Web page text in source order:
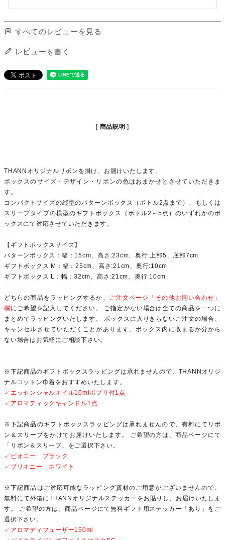
すべてのレビューを見る
レビューを書く
商品説明
THANNオリジナルリボンを掛け、お届けいたします。
ボックスのサイズ・デザイン・リボンの色はおまかせとさせていただきま
す。
コンパクトサイズの縦型のパターンボックス（ボトル2点まで）、もしくは
スリーブタイプの横型のギフトボックス（ボトル2～5点）のいずれかのボ
ックスにて対応させていただきます。
【ギフトボックスサイズ】
パターンボックス：幅：15cm、高さ:23cm、奥行:上部5、底部7cm
ギフトボックス M：幅：25cm、高さ:21cm、奥行:10cm
ギフトボックス L：幅：32cm、高さ:21cm、奥行:10cm
どちらの商品をラッピングするか、
ご注文ページ「その他お問い合わせ」
欄にご希望を記入してください。 ご指定がない場合は全ての商品を一つに
まとめてラッピングいたします。 ボックスに入りきらないご注文の場合、
キャンセルさせていただくことがあります。ボックス内に収まるか分から
ない場合はお気軽にご相談下さい。
※下記商品のギフトボックスラッピングは承れませんので、THANNオリジ
ナルコットン巾着をおすすめいたします。
✓エッセンシャルオイル10mlポプリ付1点
✓アロマティックキャンドル1点
※下記商品のギフトボックスラッピングは承れませんので、有料にてリボ
ン＆スリーブをかけてお届けいたします。 ご希望の方は、商品ページにて
「リボン＆スリーブ」をご選択下さい。
✓ピオニー ブラック
✓ブリオニー ホワイト
※下記商品はご対応可能なラッピング資材のご用意がございませんので、
無料にて外箱にTHANNオリジナルステッカーをお貼りし、お届けいたしま
す。 ご希望の方は、商品ページにて無料ギフト用ステッカー「あり」をご
選択下さい。
✓アロマディフューザー150ml